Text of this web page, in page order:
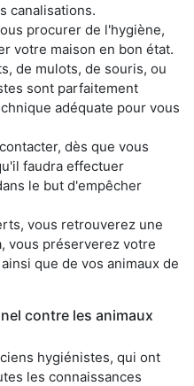
canalisations.
procurer de l'hygiène,
votre maison en bon état.
de mulots, de souris, ou
sont parfaitement
adéquate pour vous
dès que vous
faudra effectuer
le but d'empêcher
vous retrouverez une
vous préserverez votre
que de vos animaux de
contre les animaux
hygiénistes, qui ont
les connaissances